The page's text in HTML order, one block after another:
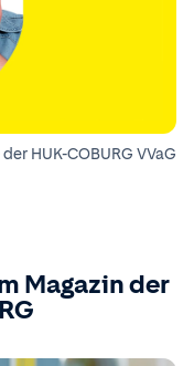
HUK-COBURG VVaG
Magazin der